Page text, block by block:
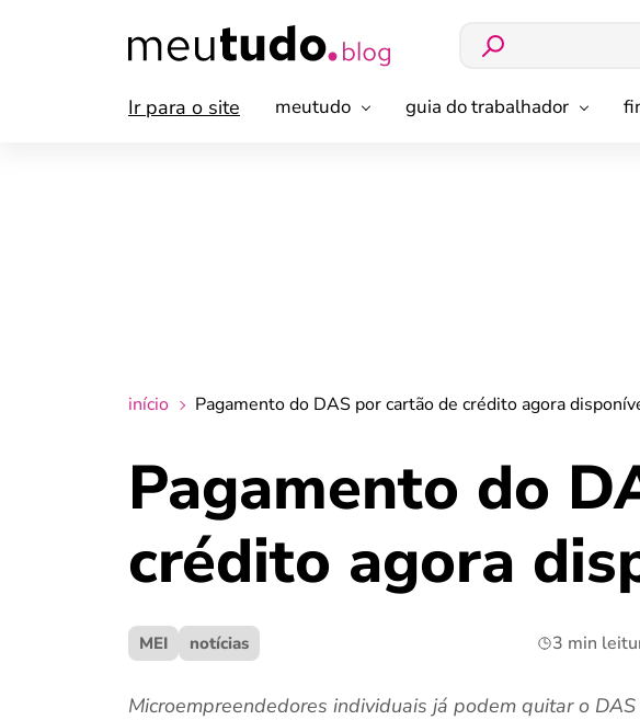
Ir para o site meutudo guia do trabalhador
início Pagamento do DAS por cartão de crédito agora
Pagamento do
crédito agora
MEI notícias 3 min
Microempreendedores individuais já podem quitar o